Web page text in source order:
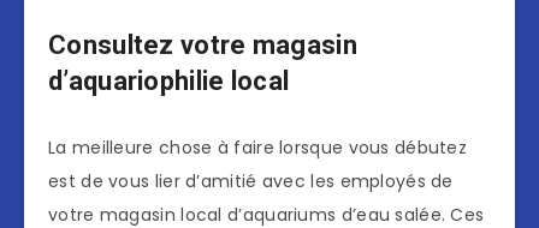
Consultez votre magasin
d’aquariophilie local
La meilleure chose à faire lorsque vous débutez
est de vous lier d’amitié avec les employés de
votre magasin local d’aquariums d’eau salée. Ces